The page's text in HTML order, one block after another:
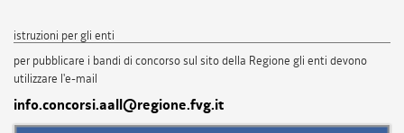
istruzioni per gli enti
per pubblicare i bandi di concorso sul sito della Regione gli enti devono
utilizzare l'e-mail
info.concorsi.aall@regione.fvg.it